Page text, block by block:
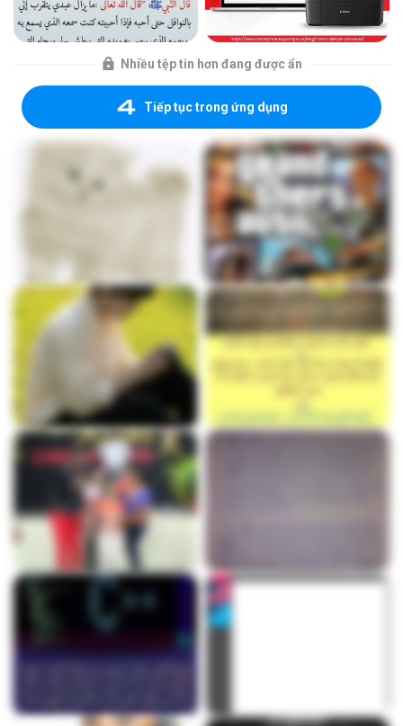
Nhiều tệp tin hơn đang được ẩn
Tiếp tục trong ứng dụng